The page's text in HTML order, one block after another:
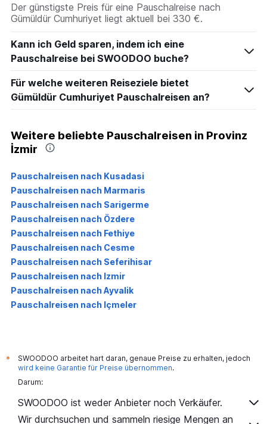
Der günstigste Preis für eine Pauschalreise nach
Gümüldür Cumhuriyet liegt aktuell bei 330 €.
Kann ich Geld sparen, indem ich eine
Pauschalreise bei SWOODOO buche?
Für welche weiteren Reiseziele bietet
Gümüldür Cumhuriyet Pauschalreisen an?
Weitere beliebte Pauschalreisen in Provinz
İzmir
Pauschalreisen nach Kusadasi
Pauschalreisen nach Marmaris
Pauschalreisen nach Sarigerme
Pauschalreisen nach Özdere
Pauschalreisen nach Fethiye
Pauschalreisen nach Cesme
Pauschalreisen nach Seferihisar
Pauschalreisen nach Izmir
Pauschalreisen nach Ayvalik
Pauschalreisen nach Içmeler
*
SWOODOO arbeitet hart daran, genaue Preise zu erhalten, jedoch
wird keine Garantie für Preise übernommen.
Darum:
SWOODOO ist weder Anbieter noch Verkäufer.
Wir durchsuchen und sammeln riesige Mengen an